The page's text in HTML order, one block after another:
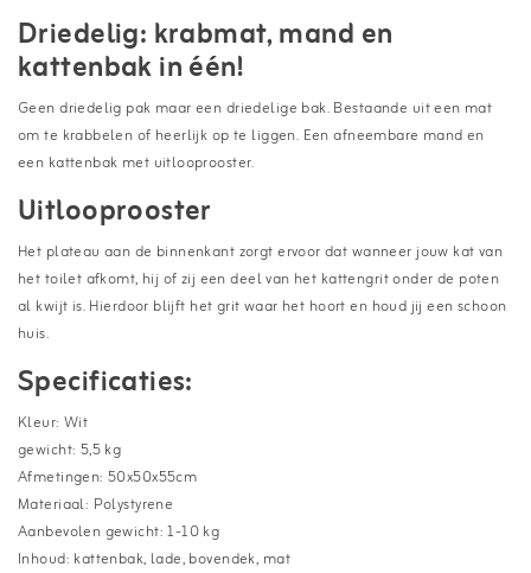
Driedelig: krabmat, mand en
kattenbak in één!
Geen driedelig pak maar een driedelige bak. Bestaande uit een mat
om te krabbelen of heerlijk op te liggen. Een afneembare mand en
een kattenbak met uitlooprooster.
Uitlooprooster
Het plateau aan de binnenkant zorgt ervoor dat wanneer jouw kat van
het toilet afkomt, hij of zij een deel van het kattengrit onder de poten
al kwijt is. Hierdoor blijft het grit waar het hoort en houd jij een schoon
huis.
Specificaties:
Kleur: Wit
gewicht: 5,5 kg
Afmetingen: 50x50x55cm
Materiaal: Polystyrene
Aanbevolen gewicht: 1-10 kg
Inhoud: kattenbak, lade, bovendek, mat